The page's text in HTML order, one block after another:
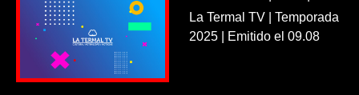
La Termal TV | Temporada
2025 | Emitido el 09.08